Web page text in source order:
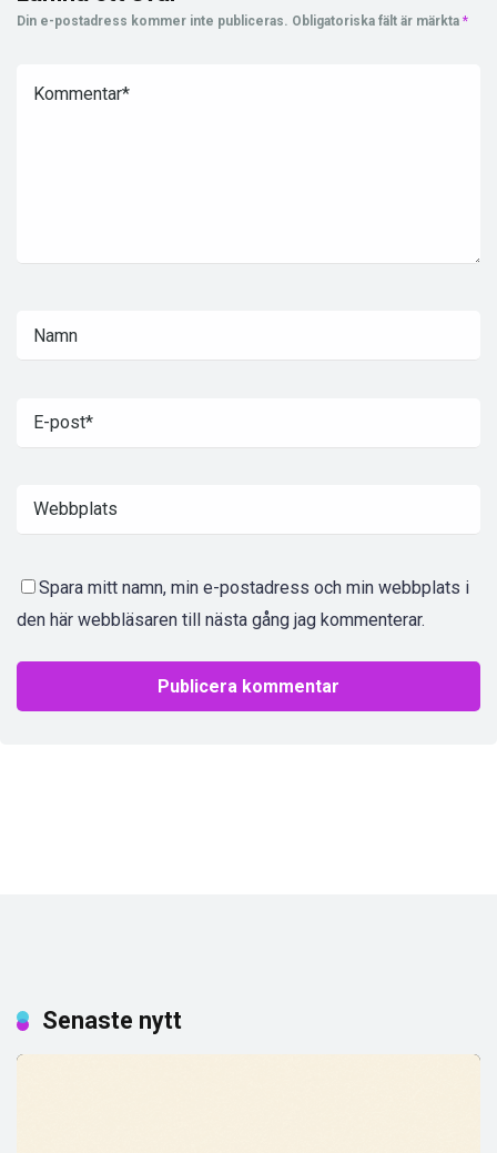
Din e-postadress kommer inte publiceras. Obligatoriska fält är märkta *
Spara mitt namn, min e-postadress och min webbplats i
den här webbläsaren till nästa gång jag kommenterar.
Senaste nytt